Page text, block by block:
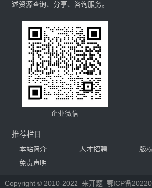
述资源查询、分享、咨询服务。
企业微信
推荐栏目
本站简介 人才招聘
版
免责声明
Copyright © 2010-2022 来开题 鄂ICP备